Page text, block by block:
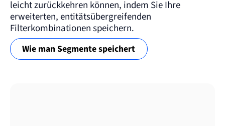
leicht zurückkehren können, indem Sie Ihre
erweiterten, entitätsübergreifenden
Filterkombinationen speichern.
Wie man Segmente speichert